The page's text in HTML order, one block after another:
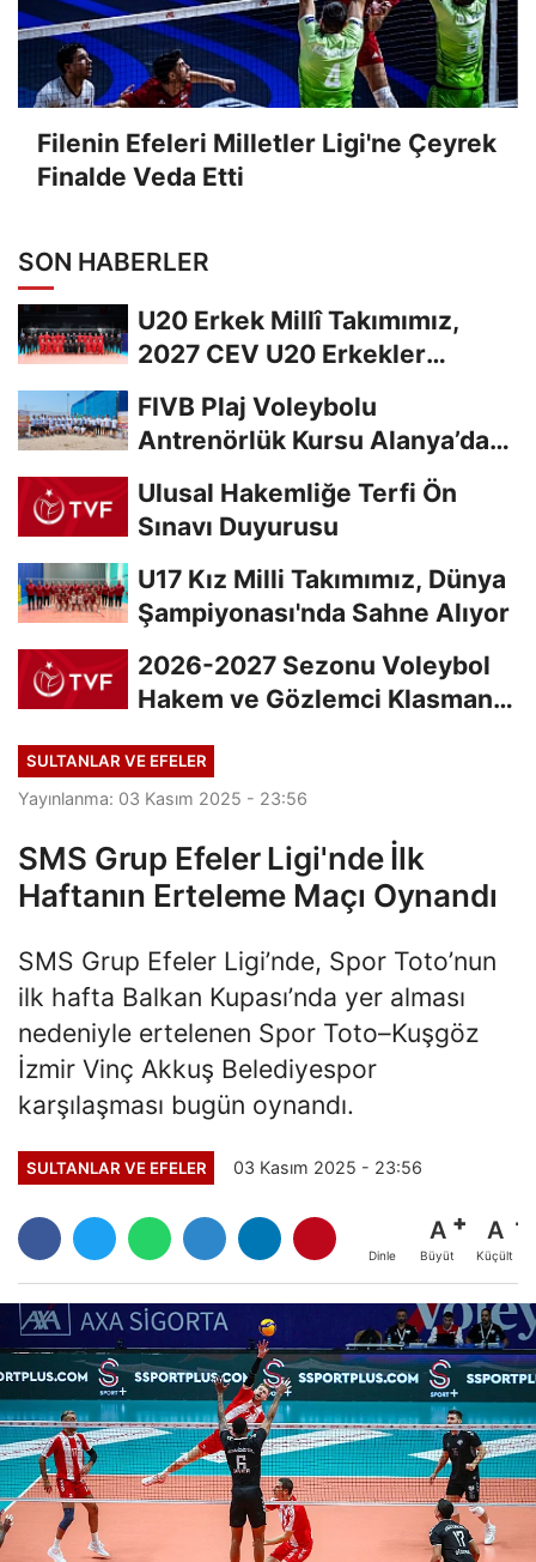
Filenin Efeleri Milletler Ligi'ne Çeyrek
Finalde Veda Etti
SON HABERLER
U20 Erkek Millî Takımımız,
2027 CEV U20 Erkekler
FIVB Plaj Voleybolu
Antrenörlük Kursu Alanya’da
Ulusal Hakemliğe Terfi Ön
Sınavı Duyurusu
U17 Kız Milli Takımımız, Dünya
Şampiyonası'nda Sahne Alıyor
2026-2027 Sezonu Voleybol
Hakem ve Gözlemci Klasman
SULTANLAR VE EFELER
Yayınlanma: 03 Kasım 2025 - 23:56
SMS Grup Efeler Ligi'nde İlk
Haftanın Erteleme Maçı Oynandı
SMS Grup Efeler Ligi’nde, Spor Toto’nun
ilk hafta Balkan Kupası’nda yer alması
nedeniyle ertelenen Spor Toto–Kuşgöz
İzmir Vinç Akkuş Belediyespor
karşılaşması bugün oynandı.
SULTANLAR VE EFELER 03 Kasım 2025 - 23:56
Dinle
A
Büyüt
A
Küçült